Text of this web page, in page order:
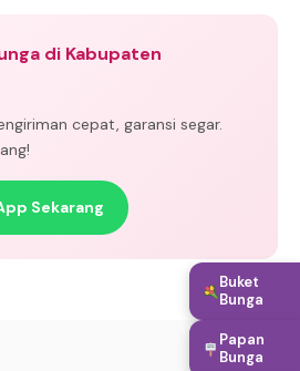
di Kabupaten
cepat, garansi segar.
Sekarang
Buket
Bunga
Papan
Bunga